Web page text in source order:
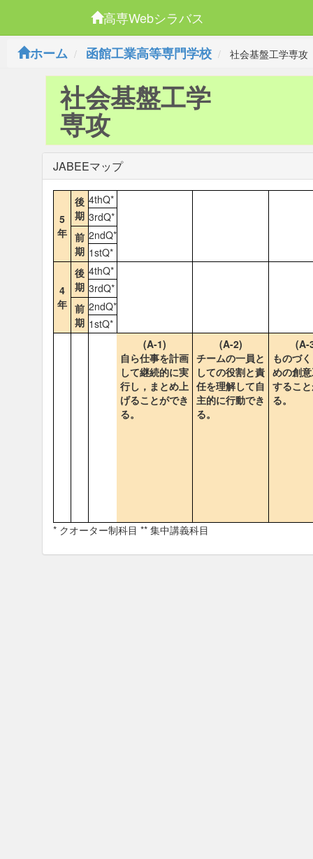
高専Webシラバス
ホーム
函館工業高等専門学校 社会基盤工学専攻
社会基盤工学
専攻
JABEEマップ
5
年
後
期
4thQ*
3rdQ*
前
期
2ndQ*
1stQ*
4
年
後
期
4thQ*
3rdQ*
前
期
2ndQ*
1stQ*
(A-1)
自ら仕事を計画
して継続的に実
行し，まとめ上
げることができ
る。
(A-2)
チームの一員と
しての役割と責
任を理解して自
主的に行動でき
る。
(A-
ものづ
めの創
するこ
る。
* クオーター制科目 ** 集中講義科目